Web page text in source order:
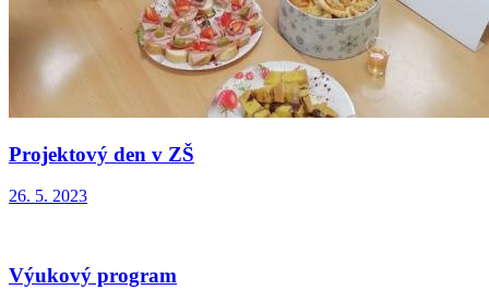
Projektový den v ZŠ
26. 5. 2023
Výukový program